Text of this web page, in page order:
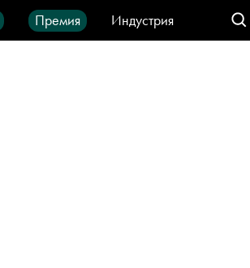
Премия
Индустрия
IT-продукты